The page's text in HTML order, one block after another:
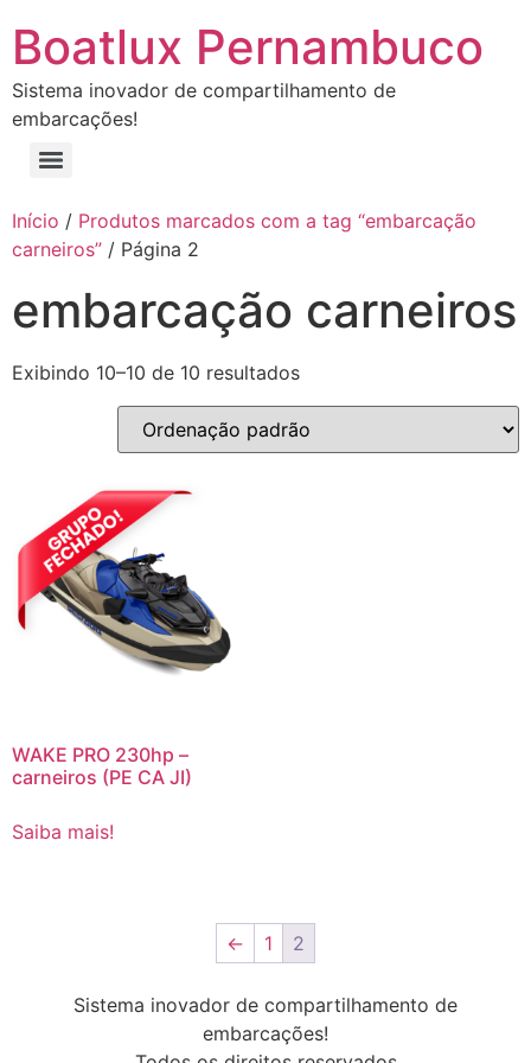
Boatlux Pernambuco
Sistema inovador de compartilhamento de
embarcações!
Início / Produtos marcados com a tag “embarcação
carneiros” / Página 2
embarcação carneiros
Exibindo 10–10 de 10 resultados
WAKE PRO 230hp –
carneiros (PE CA JI)
Saiba mais!
← 1 2
Sistema inovador de compartilhamento de
embarcações!